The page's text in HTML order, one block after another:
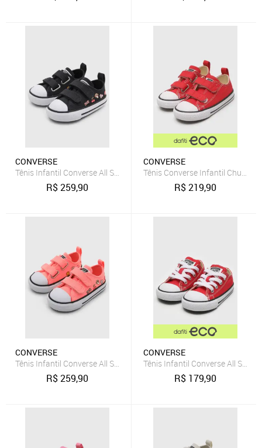
CONVERSE
Tênis Infantil Converse All Star Chuck Classic Preto
R$259,90
CONVERSE
Tênis Converse Infantil Chuck
R$219,90
CONVERSE
Tênis Infantil Converse All Star Chuck Classic Rosa
R$259,90
CONVERSE
Tênis Infantil Converse All Star
R$ 179,90